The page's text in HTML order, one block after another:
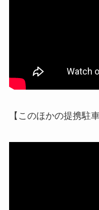
【このほかの提携駐車